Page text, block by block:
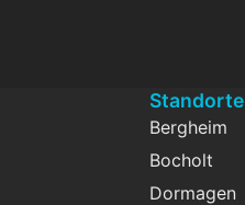
Standorte
Bergheim
Bocholt
Dormagen